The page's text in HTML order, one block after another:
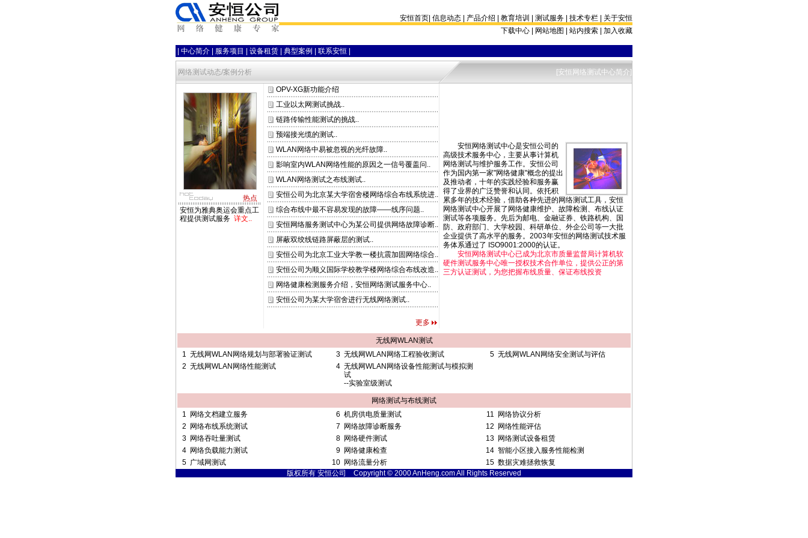
安恒首页 信息动态 产品介绍 教育培训 测试服务 技术专栏
关于安恒
下载中心 |
网站地图 站内搜索 加入收藏
中心简介 服务项目 设备租赁 典型案例 联系安恒
网络测试动态/案例分析 [安恒网络测试中心简介]
热点
安恒为雅典奥运会重点工
程提供测试服务 详文..
OPV-XG新功能介绍
工业以太网测试挑战..
链路传输性能测试的挑战..
预端接光缆的测试..
WLAN网络中易被忽视的光纤故障..
影响室内WLAN网络性能的原因之一信号覆盖问..
WLAN网络测试之布线测试..
安恒公司为北京某大学宿舍楼网络综合布线系统进..
综合布线中最不容易发现的故障——线序问题..
安恒网络服务测试中心为某公司提供网络故障诊断..
屏蔽双绞线链路屏蔽层的测试..
安恒公司为北京工业大学教一楼抗震加固网络综合..
安恒公司为顺义国际学校教学楼网络综合布线改造..
网络健康检测服务介绍，安恒网络测试服务中心..
安恒公司为某大学宿舍进行无线网络测试..
更多
安恒网络测试中心是安恒公司的
高级技术服务中心，主要从事计算机
网络测试与维护服务工作。安恒公司
作为国内第一家"网络健康"概念的提出
及推动者，十年的实践经验和服务赢
得了业界的广泛赞誉和认同。依托积
累多年的技术经验，借助各种先进的网络测试工具，安恒
网络测试中心开展了网络健康维护、故障检测、布线认证
测试等各项服务。先后为邮电、金融证券、铁路机构、国
防、政府部门、大学校园、科研单位、外企公司等一大批
企业提供了高水平的服务。2003年安恒的网络测试技术服
务体系通过了 ISO9001:2000的认证。
安恒网络测试中心已成为北京市质量监督局计算机软
硬件测试服务中心唯一授权技术合作单位，提供公正的第
三方认证测试，为您把握布线质量、保证布线投资
无线网WLAN测试
1 无线网WLAN网络规划与部署验证测试 3 无线网WLAN网络工程验收测试 5 无线网WLAN网络安全测试与评估
2 无线网WLAN网络性能测试 4 无线网WLAN网络设备性能测试与模拟测
试
--实验室级测试
网络测试与布线测试
1
网络文档建立服务 6 机房供电质量测试 11
网络协议分析
2
网络布线系统测试 7 网络故障诊断服务 12
网络性能评估
3 网络吞吐量测试 8 网络硬件测试 13 网络测试设备租赁
4 网络负载能力测试 9 网络健康检查 14 智能小区接入服务性能检测
5 广域网测试 10 网络流量分析 15 数据灾难拯救恢复
版权所有 安恒公司 Copyright © 2000 AnHeng.com All Rights Reserved